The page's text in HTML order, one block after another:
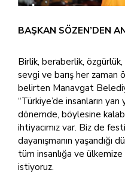
BAŞKAN SÖZEN’DEN
Birlik, beraberlik,
sevgi ve barış her zaman
belirten Manavgat
“Türkiye’de insanların
dönemde, böylesine
ihtiyacımız var. Biz de
dayanışmanın yaşandığı
tüm insanlığa ve
istiyoruz.